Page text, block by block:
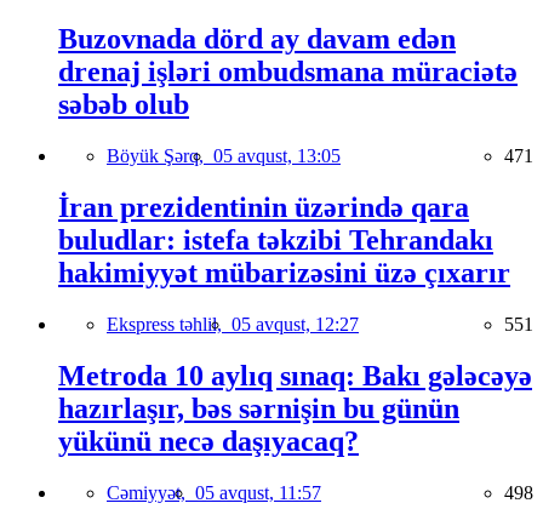
Buzovnada dörd ay davam edən
drenaj işləri ombudsmana müraciətə
səbəb olub
Böyük Şərq, 05 avqust, 13:05 471
İran prezidentinin üzərində qara
buludlar: istefa təkzibi Tehrandakı
hakimiyyət mübarizəsini üzə çıxarır
Ekspress təhlil, 05 avqust, 12:27 551
Metroda 10 aylıq sınaq: Bakı gələcəyə
hazırlaşır, bəs sərnişin bu günün
yükünü necə daşıyacaq?
Cəmiyyət, 05 avqust, 11:57 498